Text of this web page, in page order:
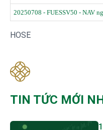
20250708 - FUESSV50 - NAV
HOSE
TIN TỨC MỚI